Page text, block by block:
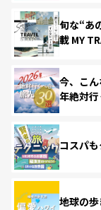
旬な“あ
載 MY
今、こ
年絶対
コスパ
地球の